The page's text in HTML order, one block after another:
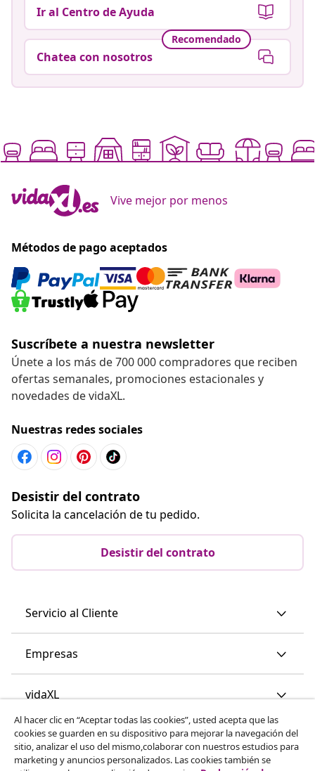
Ir al Centro de Ayuda
Recomendado
Chatea con nosotros
Vive mejor por menos
Métodos de pago aceptados
Suscríbete a nuestra newsletter
Únete a los más de 700 000 compradores que reciben
ofertas semanales, promociones estacionales y
novedades de vidaXL.
Nuestras redes sociales
Desistir del contrato
Solicita la cancelación de tu pedido.
Desistir del contrato
Servicio al Cliente
Empresas
vidaXL
Descubre mas
Al hacer clic en “Aceptar todas las cookies”, usted acepta que las
cookies se guarden en su dispositivo para mejorar la navegación del
sitio, analizar el uso del mismo,colaborar con nuestros estudios para
marketing y anuncios personalizados. Las cookies también se